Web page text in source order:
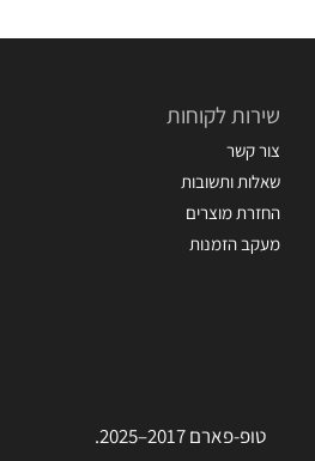
שירות לקוחות
צור קשר
שאלות ותשובות
החזרת מוצרים
מעקב הזמנות
טופ-פארם 2017–2025.